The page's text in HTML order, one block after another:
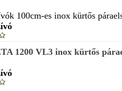
100cm-es inox kürtős
1200 VL3 inox kürtős